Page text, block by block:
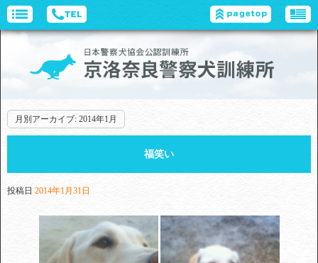
月別アーカイブ: 2014年1月
福笑い
投稿日 2014年1月31日